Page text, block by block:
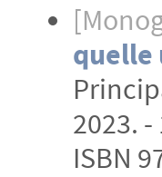
quelle
2023.
ISBN